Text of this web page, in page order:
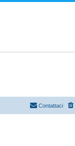
Contattaci